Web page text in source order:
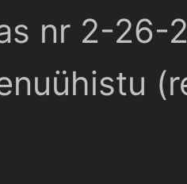
nr 2-26-